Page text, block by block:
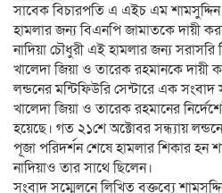
সাবেক বিচারপতি এ এইচ এম
হামলার জন্য বিএনপি জামাতকে দায়ী
নাদিয়া চৌধুরী এই হামলার জন্য
খালেদা জিয়া ও তারেক রহমানকে দায়ী
লন্ডনের মন্টিফিউরি সেন্টারে এক
খালেদা জিয়া ও তারেক রহমানের
হয়েছে। গত ২১শে অক্টোবর সন্ধ্যায়
পূজা পরিদর্শন শেষে হামলার শিকার হন
নাদিয়াও তার সাথে ছিলেন।
সংবাদ সম্মেলনে লিখিত বক্তব্যে